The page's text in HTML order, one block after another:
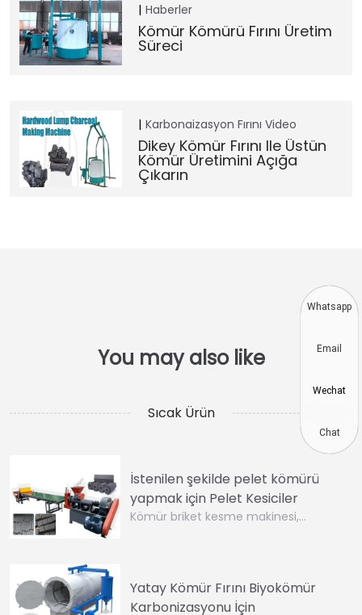
Haberler
Kömür Kömürü Fırını Üretim
Süreci
Karbonaizasyon Fırını Video
Dikey Kömür Fırını Ile Üstün
Kömür Üretimini Açığa
Çıkarın
Sıcak Ürün
İstenilen şekilde pelet kömürü
yapmak için Pelet Kesiciler
Kömür briket kesme makinesi,…
Yatay Kömür Fırını Biyokömür
Karbonizasyonu İçin
Whatsapp
Email
Wechat
Chat